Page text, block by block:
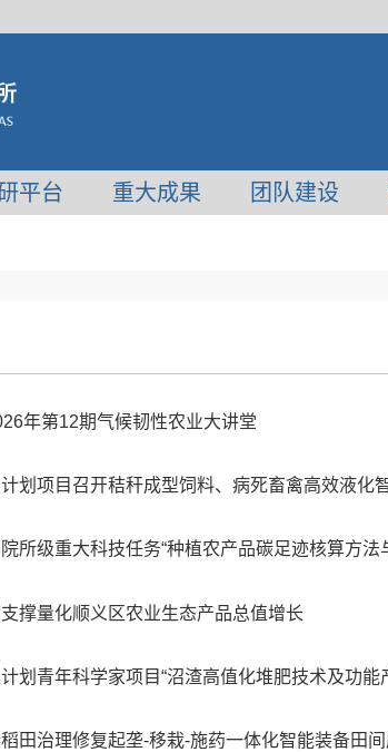
平台 重大成果 团队建设
年第12期气候韧性农业大讲堂
划项目召开秸秆成型饲料、病死畜禽高效液化
所级重大科技任务“种植农产品碳足迹核算方
撑量化顺义区农业生态产品总值增长
划青年科学家项目“沼渣高值化堆肥技术及功能
田治理修复起垄-移栽-施药一体化智能装备田